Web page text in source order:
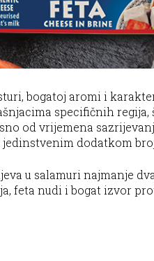
bogatoj aromi i
specifičnih regija,
od vrijemena
dodatkom
u salamuri najmanje
feta nudi i bogat izvor